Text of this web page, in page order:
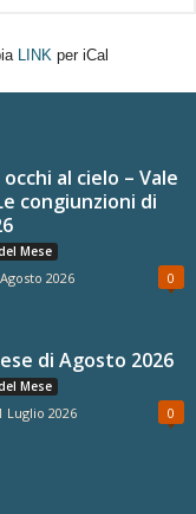
LINK per iCal
al cielo – Vale
congiunzioni di
Mese
2026 0
di Agosto 2026
Mese
Luglio 2026 0